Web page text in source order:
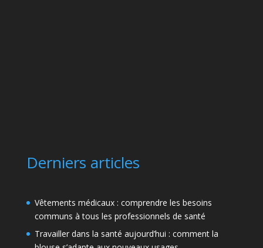
Derniers articles
Vêtements médicaux : comprendre les besoins
communs à tous les professionnels de santé
Travailler dans la santé aujourd’hui : comment la